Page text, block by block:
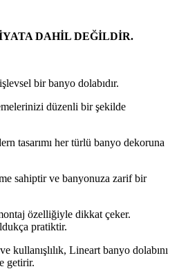
DAHİL DEĞİLDİR.
bir banyo dolabıdır.
düzenli bir şekilde
tasarımı her türlü banyo dekoruna
sahiptir ve banyonuza zarif bir
özelliğiyle dikkat çeker.
pratiktir.
kullanışlılık, Lineart banyo dolabını
getirir.